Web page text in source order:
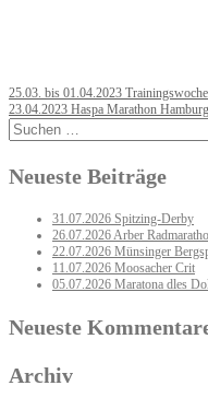
Post
navigation
25.03. bis 01.04.2023
23.04.2023 Haspa Marathon
Suchen
nach:
Neueste Beiträge
31.07.2026 Spitzing-Derby
26.07.2026 Arber
22.07.2026 Münsinger
11.07.2026 Moosacher Crit
05.07.2026 Maratona dles
Neueste
Archiv